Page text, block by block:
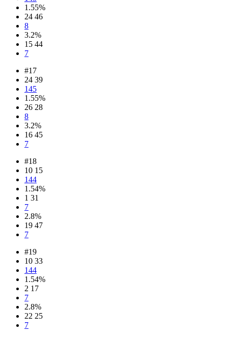
1.55%
24 46
8
3.2%
15 44
7
#17
24 39
145
1.55%
26 28
8
3.2%
16 45
7
#18
10 15
144
1.54%
1 31
7
2.8%
19 47
7
#19
10 33
144
1.54%
2 17
7
2.8%
22 25
7